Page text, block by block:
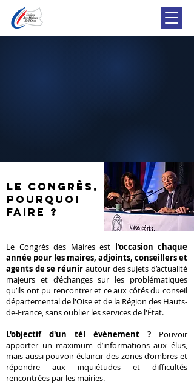
Le Congrès,
pourquoi
faire ?
Le Congrès des Maires est l’occasion chaque
année pour les maires, adjoints, conseillers et
agents de se réunir autour des sujets d’actualité
majeurs et d’échanges sur les problématiques
qu’ils ont pu rencontrer et ce aux côtés du conseil
départemental de l'Oise et de la Région des Hauts-
de-France, sans oublier les services de l'État.
L'objectif d'un tél évènement ? Pouvoir
apporter un maximum d’informations aux élus,
mais aussi pouvoir éclaircir des zones d’ombres et
répondre aux inquiétudes et difficultés
rencontrées par les mairies.